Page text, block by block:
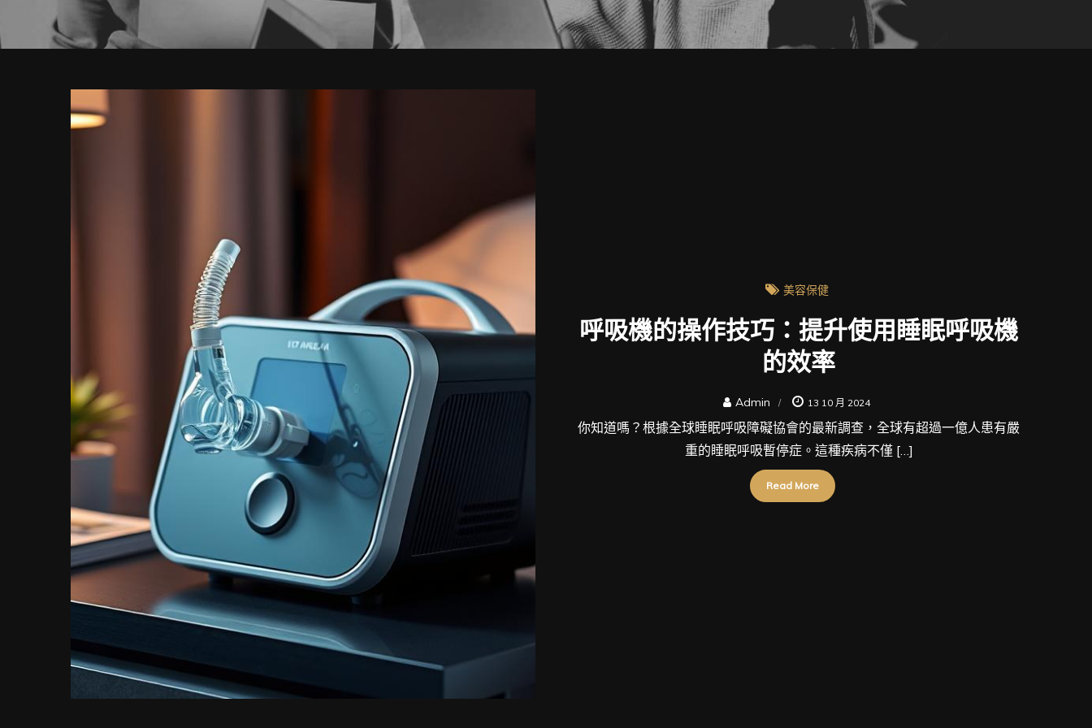
美容保健
呼吸機的操作技巧：提升使用睡眠呼吸機
的效率
Admin 13 10 月 2024
你知道嗎？根據全球睡眠呼吸障礙協會的最新調查，全球有超過一億人患有嚴
重的睡眠呼吸暫停症。這種疾病不僅 […]
Read More